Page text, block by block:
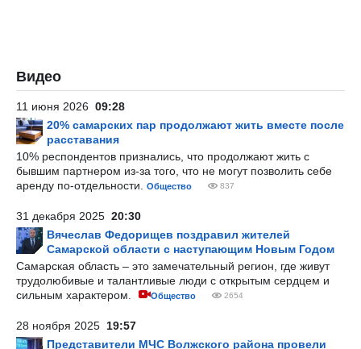
Видео
11 июня 2026 09:28
20% самарских пар продолжают жить вместе после
расставания
10% респондентов признались, что продолжают жить с
бывшим партнером из-за того, что не могут позволить себе
аренду по-отдельности.
Общество 837
31 декабря 2025 20:30
Вячеслав Федорищев поздравил жителей
Самарской области с наступающим Новым Годом
Самарская область – это замечательный регион, где живут
трудолюбивые и талантливые люди с открытым сердцем и
сильным характером.
Общество 2654
28 ноября 2025 19:57
Представители МЧС Волжского района провели